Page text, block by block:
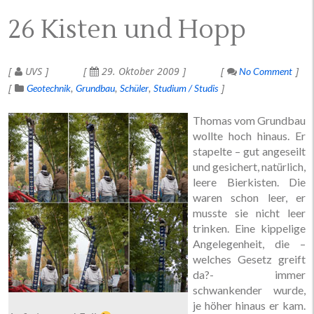
26 Kisten und Hopp
UVS 29. Oktober 2009
No Comment
Geotechnik Grundbau Schüler Studium / Studis
Thomas vom Grundbau
wollte hoch hinaus. Er
stapelte – gut angeseilt
und gesichert, natürlich,
leere Bierkisten. Die
waren schon leer, er
musste sie nicht leer
trinken. Eine kippelige
Angelegenheit, die –
welches Gesetz greift
da?- immer
schwankender wurde,
je höher hinaus er kam.